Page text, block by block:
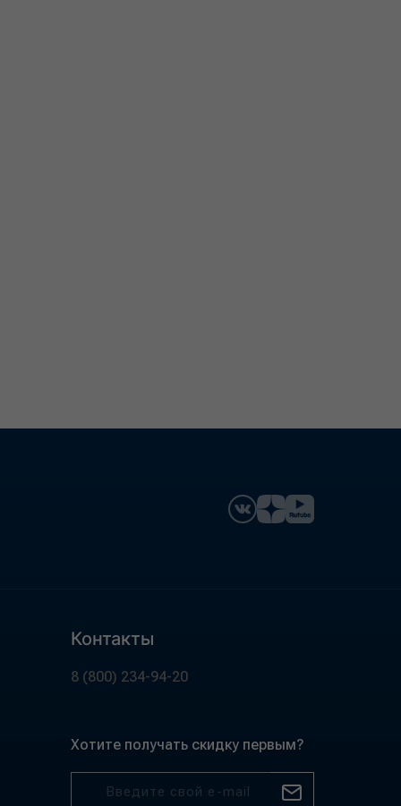
Контакты
8 (800) 234-94-20
Хотите получать скидку первым?